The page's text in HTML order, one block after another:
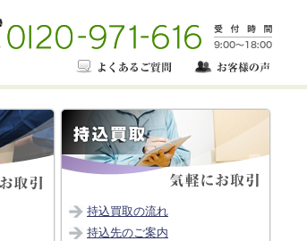
持込買取の流れ
持込先のご案内